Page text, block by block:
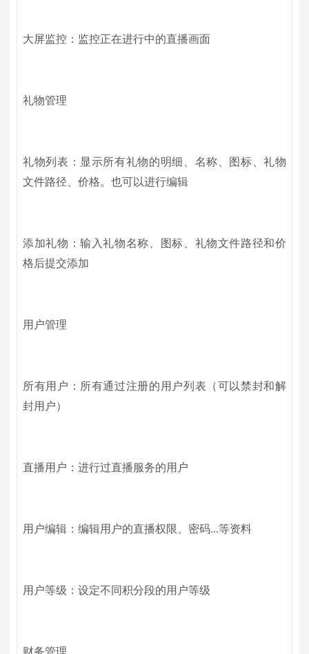
大屏监控：监控正在进行中的直播画面
礼物管理
礼物列表：显示所有礼物的明细、名称、图标、礼物
文件路径、价格。也可以进行编辑
添加礼物：输入礼物名称、图标、礼物文件路径和价
格后提交添加
用户管理
所有用户：所有通过注册的用户列表（可以禁封和解
封用户）
直播用户：进行过直播服务的用户
用户编辑：编辑用户的直播权限、密码...等资料
用户等级：设定不同积分段的用户等级